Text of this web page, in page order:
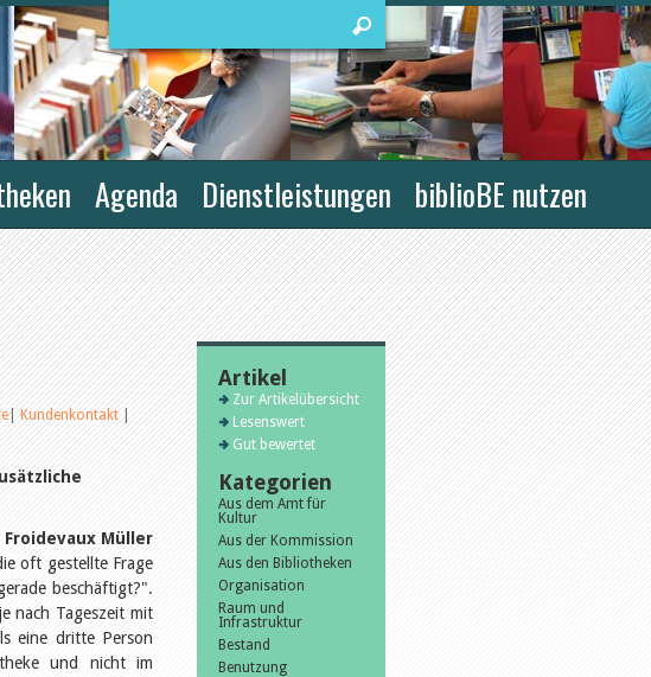
Agenda Dienstleistungen biblioBE nutzen
|Kundenkontakt|
Froidevaux Müller
oft gestellte Frage
beschäftigt?".
nach Tageszeit mit
eine dritte Person
und nicht im
Artikel
Zur Artikelübersicht
Lesenswert
Gut bewertet
Kategorien
Aus dem Amt für
Kultur
Aus der Kommission
Aus den Bibliotheken
Organisation
Raum und
Infrastruktur
Bestand
Benutzung